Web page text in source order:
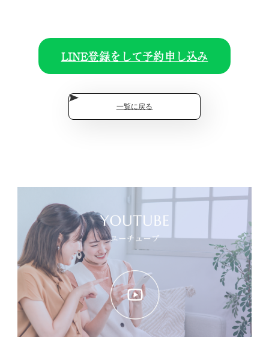
LINE登録をして予約申し込み
一覧に戻る